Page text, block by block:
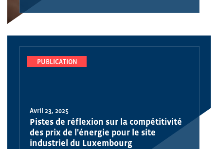
PUBLICATION
Avril 23, 2025
Pistes de réflexion sur la compétitivité
des prix de l'énergie pour le site
industriel du Luxembourg